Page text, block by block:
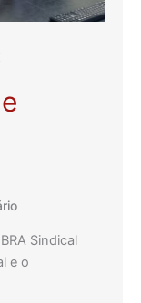
Sindical
e o